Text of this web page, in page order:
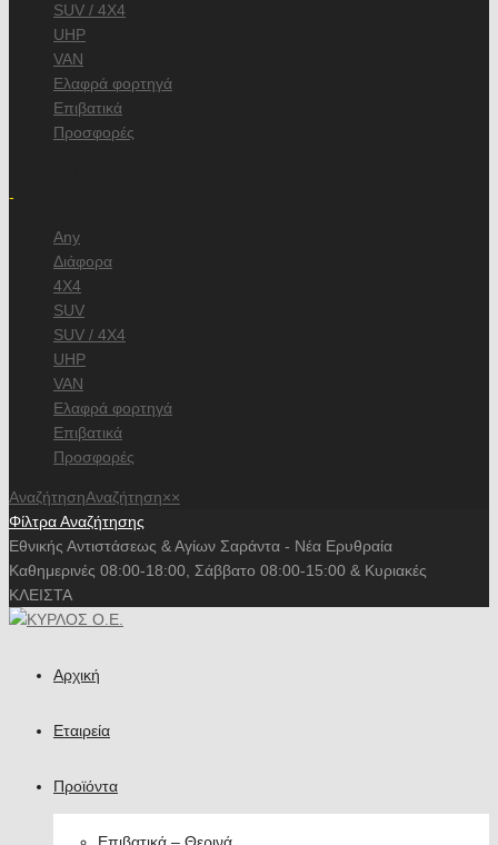
SUV / 4X4
UHP
VAN
Ελαφρά φορτηγά
Επιβατικά
Προσφορές
-
Any
Διάφορα
4X4
SUV
SUV / 4X4
UHP
VAN
Ελαφρά φορτηγά
Επιβατικά
Προσφορές
ΑναζήτησηΑναζήτηση××
Φίλτρα Αναζήτησης
Εθνικής Αντιστάσεως & Αγίων Σαράντα - Νέα Ερυθραία
Καθημερινές 08:00-18:00, Σάββατο 08:00-15:00 & Κυριακές
ΚΛΕΙΣΤΑ
Αρχική
Εταιρεία
Προϊόντα